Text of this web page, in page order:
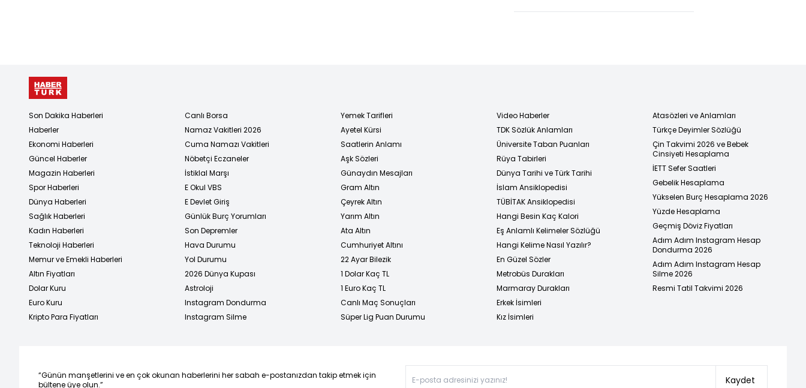
İşte haftanın
Son Dakika Haberleri
Haberler
Ekonomi Haberleri
Güncel Haberler
Magazin Haberleri
Spor Haberleri
Dünya Haberleri
Sağlık Haberleri
Kadın Haberleri
Teknoloji Haberleri
Memur ve Emekli Haberleri
Altın Fiyatları
Dolar Kuru
Euro Kuru
Kripto Para Fiyatları
Canlı Borsa
Namaz Vakitleri 2026
Cuma Namazı Vakitleri
Nöbetçi Eczaneler
İstiklal Marşı
E Okul VBS
E Devlet Giriş
Günlük Burç Yorumları
Son Depremler
Hava Durumu
Yol Durumu
2026 Dünya Kupası
Astroloji
Instagram Dondurma
Instagram Silme
Yemek Tarifleri
Ayetel Kürsi
Saatlerin Anlamı
Aşk Sözleri
Günaydın Mesajları
Gram Altın
Çeyrek Altın
Yarım Altın
Ata Altın
Cumhuriyet Altını
22 Ayar Bilezik
1 Dolar Kaç TL
1 Euro Kaç TL
Canlı Maç Sonuçları
Süper Lig Puan Durumu
Video Haberler
TDK Sözlük Anlamları
Üniversite Taban Puanları
Rüya Tabirleri
Dünya Tarihi ve Türk Tarihi
İslam Ansiklopedisi
TÜBİTAK Ansiklopedisi
Hangi Besin Kaç Kalori
Eş Anlamlı Kelimeler Sözlüğü
Hangi Kelime Nasıl Yazılır?
En Güzel Sözler
Metrobüs Durakları
Marmaray Durakları
Erkek İsimleri
Kız İsimleri
Atasözleri ve Anlamları
Türkçe Deyimler Sözlüğü
Çin Takvimi 2026 ve Bebek
Cinsiyeti Hesaplama
İETT Sefer Saatleri
Gebelik Hesaplama
Yükselen Burç Hesaplama 2026
Yüzde Hesaplama
Geçmiş Döviz Fiyatları
Adım Adım Instagram Hesap
Dondurma 2026
Adım Adım Instagram Hesap
Silme 2026
Resmi Tatil Takvimi 2026
“Günün manşetlerini ve en çok okunan haberlerini her sabah e-postanızdan takip etmek için
bültene üye olun.”
Kaydet